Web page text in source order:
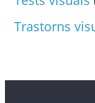
Trastorns